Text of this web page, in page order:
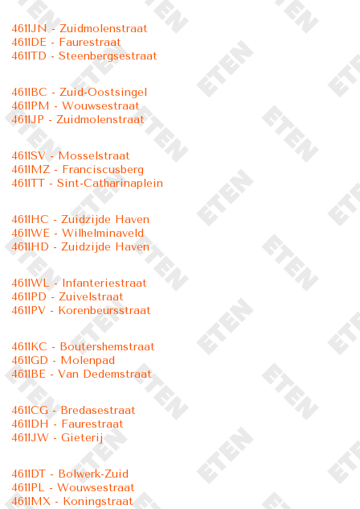
4611JN - Zuidmolenstraat
4611DE - Faurestraat
4611TD - Steenbergsestraat
4611BC - Zuid-Oostsingel
4611PM - Wouwsestraat
4611JP - Zuidmolenstraat
4611SV - Mosselstraat
4611MZ - Franciscusberg
4611TT - Sint-Catharinaplein
4611HC - Zuidzijde Haven
4611WE - Wilhelminaveld
4611HD - Zuidzijde Haven
4611WL - Infanteriestraat
4611PD - Zuivelstraat
4611PV - Korenbeursstraat
4611KC - Boutershemstraat
4611GD - Molenpad
4611BE - Van Dedemstraat
4611CG - Bredasestraat
4611DH - Faurestraat
4611JW - Gieterij
4611DT - Bolwerk-Zuid
4611PL - Wouwsestraat
4611MX - Koningstraat